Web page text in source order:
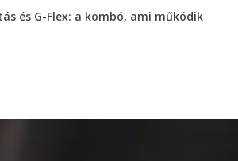
és G-Flex: a kombó, ami működik